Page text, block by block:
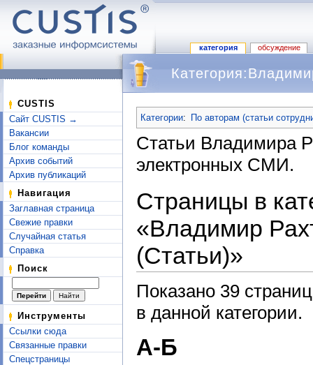
категория обсуждение
CUSTIS
Сайт CUSTIS →
Вакансии
Блог команды
Архив событий
Архив публикаций
Навигация
Заглавная страница
Свежие правки
Случайная статья
Справка
Поиск
Инструменты
Ссылки сюда
Связанные правки
Спецстраницы
Категории: По авторам (статьи
Статьи Владимира
электронных СМИ.
Страницы в
«Владимир
(Статьи)»
Показано 39
в данной категории.
А-Б